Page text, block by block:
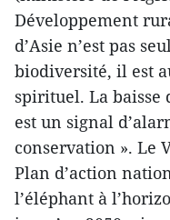
Développement
d’Asie n’est pas
biodiversité, il est
spirituel. La baisse
est un signal
conservation ». Le
Plan d’action
l’éléphant à